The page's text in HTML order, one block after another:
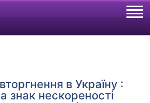
в Україну :
знак нескореності